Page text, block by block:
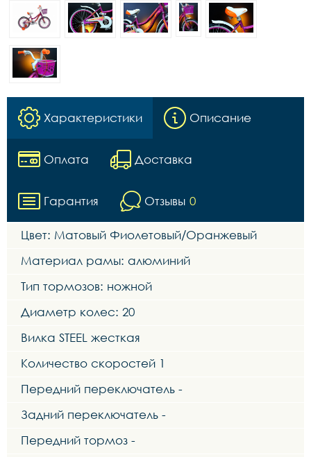
Характеристики Описание
Оплата Доставка
Гарантия Отзывы 0
Цвет: Матовый Фиолетовый/Оранжевый
Материал рамы: алюминий
Тип тормозов: ножной
Диаметр колес: 20
Вилка STEEL жесткая
Количество скоростей 1
Передний переключатель -
Задний переключатель -
Передний тормоз -